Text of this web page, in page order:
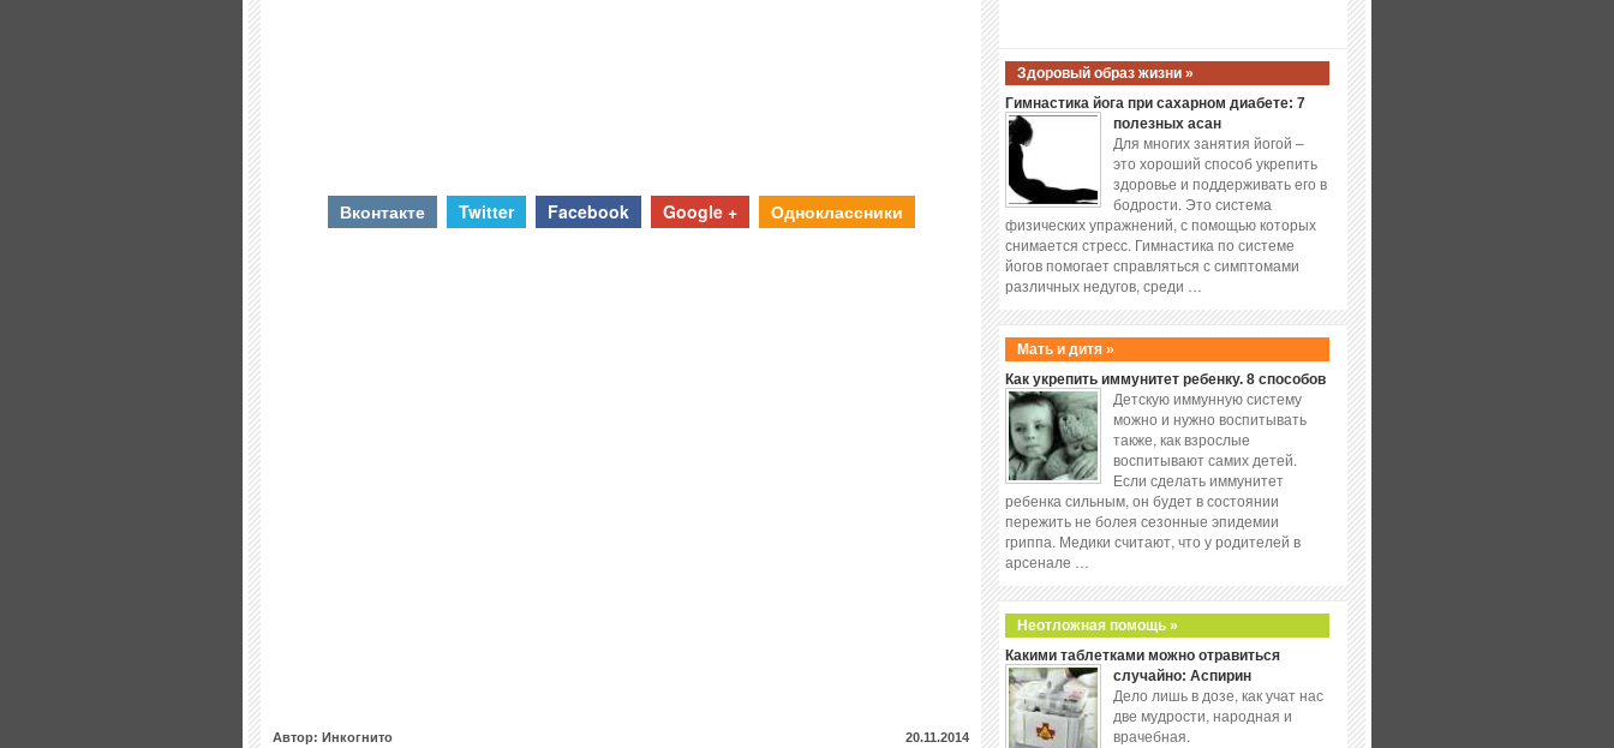
Вконтакте Twitter Facebook Google + Одноклассники
Автор: Инкогнито 20.11.2014
Здоровый образ жизни »
Гимнастика йога при сахарном диабете: 7
полезных асан
Для многих занятия йогой –
это хороший способ укрепить
здоровье и поддерживать его в
бодрости. Это система
физических упражнений, с помощью которых
снимается стресс. Гимнастика по системе
йогов помогает справляться с симптомами
различных недугов, среди …
Мать и дитя »
Как укрепить иммунитет ребенку. 8 способов
Детскую иммунную систему
можно и нужно воспитывать
также, как взрослые
воспитывают самих детей.
Если сделать иммунитет
ребенка сильным, он будет в состоянии
пережить не болея сезонные эпидемии
гриппа. Медики считают, что у родителей в
арсенале …
Неотложная помощь »
Какими таблетками можно отравиться
случайно: Аспирин
Дело лишь в дозе, как учат нас
две мудрости, народная и
врачебная.